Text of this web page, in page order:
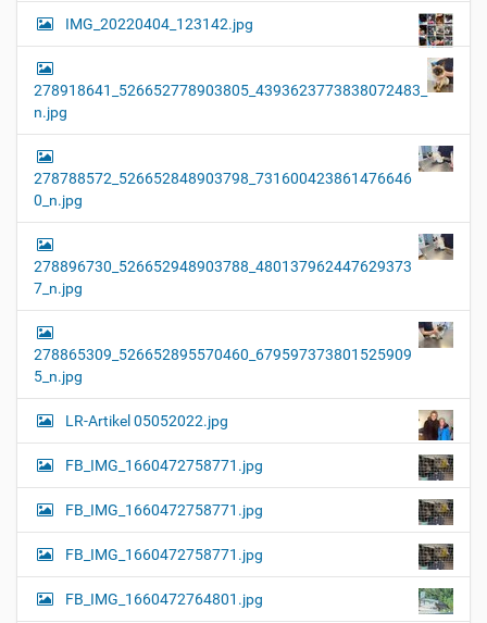
IMG_20220404_123142.jpg
278918641_526652778903805_4393623773838072483_
n.jpg
278788572_526652848903798_731600423861476646
0_n.jpg
278896730_526652948903788_480137962447629373
7_n.jpg
278865309_526652895570460_679597373801525909
5_n.jpg
LR-Artikel 05052022.jpg
FB_IMG_1660472758771.jpg
FB_IMG_1660472758771.jpg
FB_IMG_1660472758771.jpg
FB_IMG_1660472764801.jpg